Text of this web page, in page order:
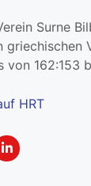
Surne
griechischen
von 162:153
HRT